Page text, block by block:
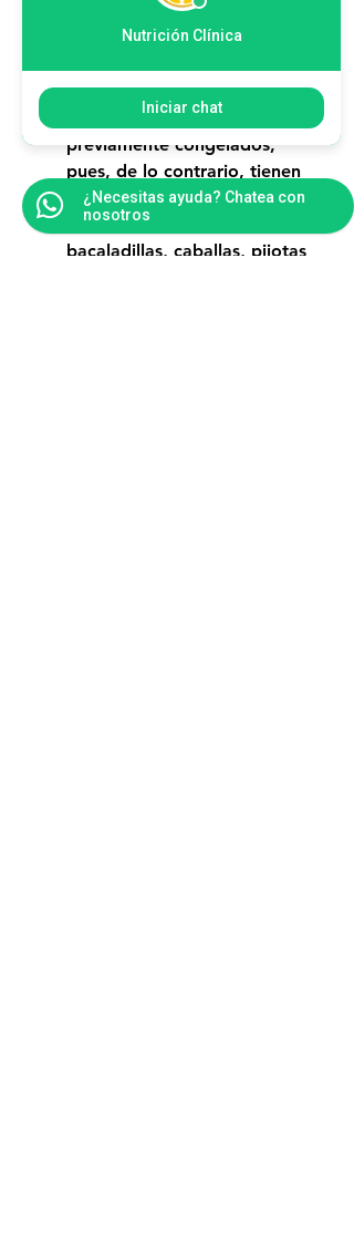
está libre de riesgos.
3. Sé cauto con los pescados
como con el sushi o ceviche:
asegúrate de que han sido
previamente congelados,
pues, de lo contrario, tienen
muchas papeletas de llevar
anisakis, sobre todo si son
bacaladillas, caballas, pijotas
Nutrición Clínica
Iniciar chat
¿Necesitas ayuda? Chatea con
nosotros